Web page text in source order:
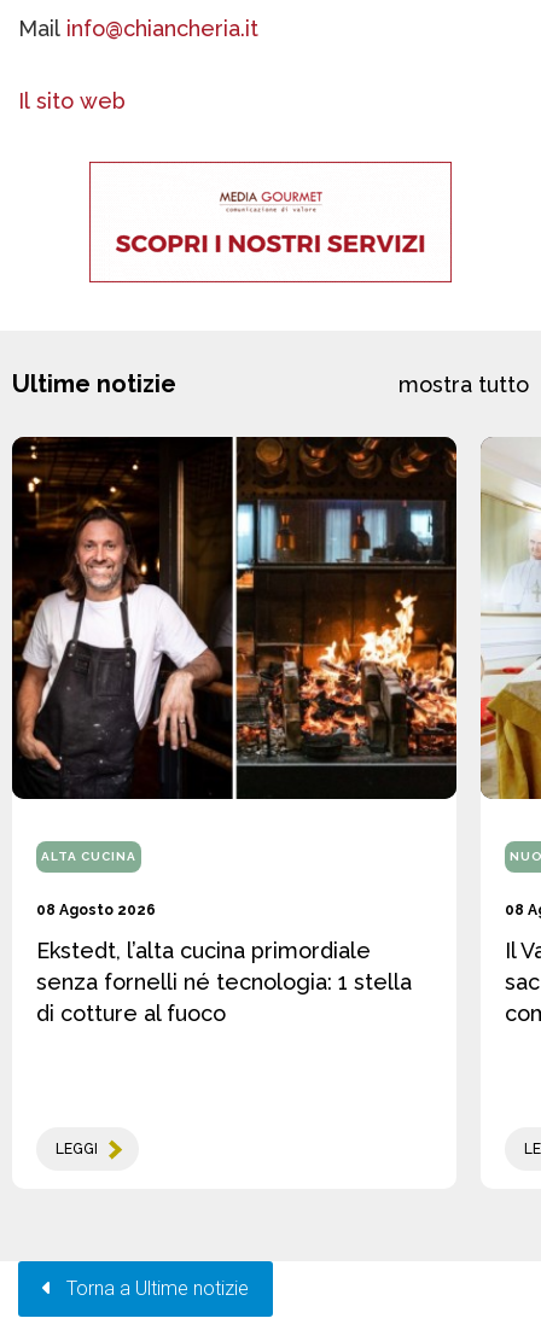
Mail info@chiancheria.it
Il sito web
Ultime notizie mostra tutto
ALTA CUCINA
08 Agosto 2026
Ekstedt, l’alta cucina primordiale
senza fornelli né tecnologia: 1 stella
di cotture al fuoco
LEGGI
08
Il
Torna a Ultime notizie